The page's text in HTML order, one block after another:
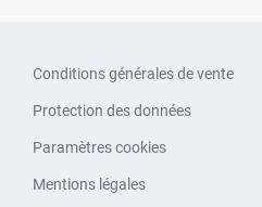
Conditions générales de vente
Protection des données
Paramètres cookies
Mentions légales